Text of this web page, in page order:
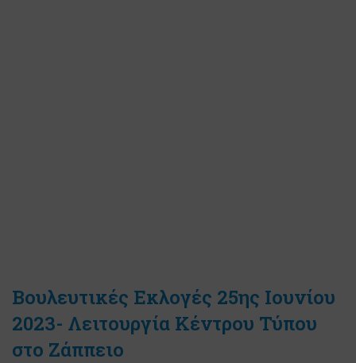
Βουλευτικές Εκλογές 25ης Ιουνίου
2023- Λειτουργία Κέντρου Τύπου
στο Ζάππειο